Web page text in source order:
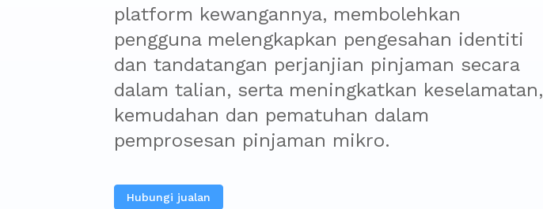
platform kewangannya, membolehkan
pengguna melengkapkan pengesahan identiti
dan tandatangan perjanjian pinjaman secara
dalam talian, serta meningkatkan keselamatan,
kemudahan dan pematuhan dalam
pemprosesan pinjaman mikro.
Hubungi jualan